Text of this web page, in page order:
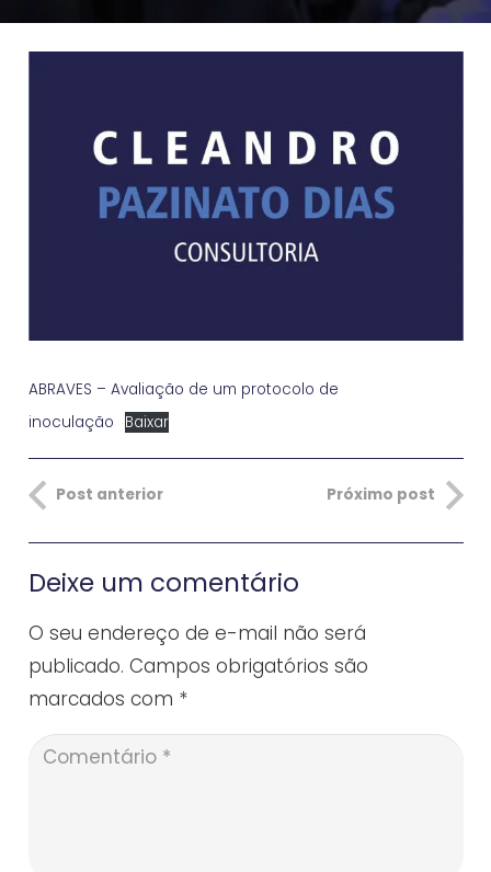
ABRAVES – Avaliação de um protocolo de
inoculação
Baixar
Post anterior Próximo post
Deixe um comentário
O seu endereço de e-mail não será
publicado. Campos obrigatórios são
marcados com *